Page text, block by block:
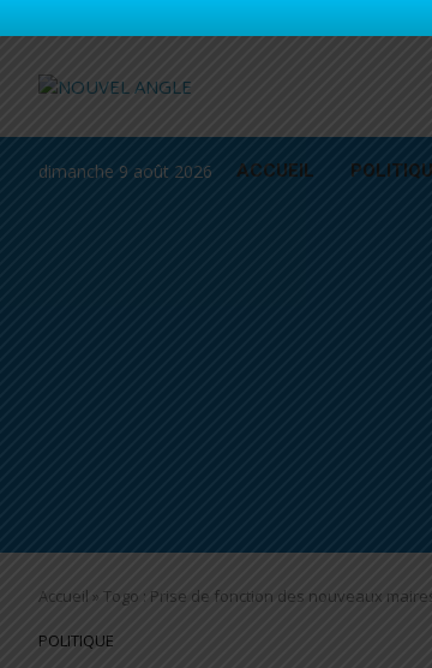
dimanche 9 août 2026 ACCUEIL
Accueil » Togo : Prise de fonction des nouveaux
POLITIQUE